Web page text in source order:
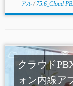
アル/ 75.6_Cloud
クラウド
ォン内線